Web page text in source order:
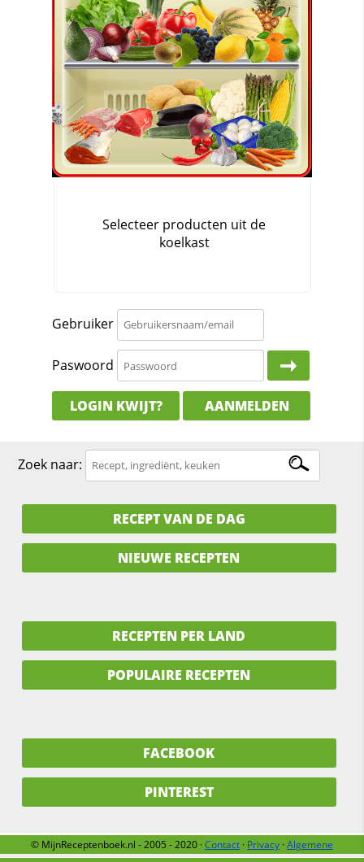
Gebruiker
Paswoord
LOGIN KWIJT? AANMELDEN
Zoek naar:
RECEPT VAN DE DAG
NIEUWE RECEPTEN
RECEPTEN PER LAND
POPULAIRE RECEPTEN
FACEBOOK
PINTEREST
© MijnReceptenboek.nl - 2005 - 2020 ·Contact · Privacy ·Algemene